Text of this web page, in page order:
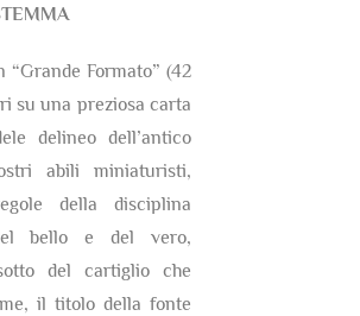
“Grande Formato” (42
su una preziosa carta
delineo dell’antico
abili miniaturisti,
della disciplina
bello e del vero,
del cartiglio che
il titolo della fonte